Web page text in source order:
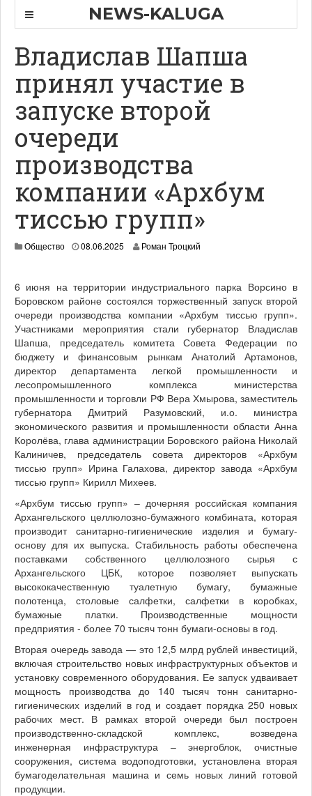
NEWS-KALUGA
Владислав Шапша
принял участие в
запуске второй
очереди
производства
компании «Архбум
тиссью групп»
Общество 08.06.2025 Роман Троцкий
6 июня на территории индустриального парка Ворсино в
Боровском районе состоялся торжественный запуск второй
очереди производства компании «Архбум тиссью групп».
Участниками мероприятия стали губернатор Владислав
Шапша, председатель комитета Совета Федерации по
бюджету и финансовым рынкам Анатолий Артамонов,
директор департамента легкой промышленности и
лесопромышленного комплекса министерства
промышленности и торговли РФ Вера Хмырова, заместитель
губернатора Дмитрий Разумовский, и.о. министра
экономического развития и промышленности области Анна
Королёва, глава администрации Боровского района Николай
Калиничев, председатель совета директоров «Архбум
тиссью групп» Ирина Галахова, директор завода «Архбум
тиссью групп» Кирилл Михеев.
«Архбум тиссью групп» – дочерняя российская компания
Архангельского целлюлозно-бумажного комбината, которая
производит санитарно-гигиенические изделия и бумагу-
основу для их выпуска. Стабильность работы обеспечена
поставками собственного целлюлозного сырья с
Архангельского ЦБК, которое позволяет выпускать
высококачественную туалетную бумагу, бумажные
полотенца, столовые салфетки, салфетки в коробках,
бумажные платки. Производственные мощности
предприятия - более 70 тысяч тонн бумаги-основы в год.
Вторая очередь завода — это 12,5 млрд рублей инвестиций,
включая строительство новых инфраструктурных объектов и
установку современного оборудования. Ее запуск удваивает
мощность производства до 140 тысяч тонн санитарно-
гигиенических изделий в год и создает порядка 250 новых
рабочих мест. В рамках второй очереди был построен
производственно-складской комплекс, возведена
инженерная инфраструктура – энергоблок, очистные
сооружения, система водоподготовки, установлена вторая
бумагоделательная машина и семь новых линий готовой
продукции.